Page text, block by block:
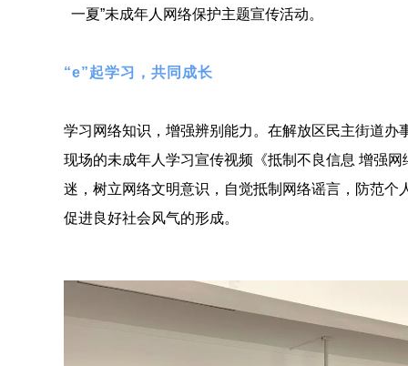
一夏”未成年人网络保护主题宣传活动。
“e”起学习，共同成长
学习网络知识，增强辨别能力。在解放区民主街道
现场的未成年人学习宣传视频《抵制不良信息 增强
迷，树立网络文明意识，自觉抵制网络谣言，防范
促进良好社会风气的形成。